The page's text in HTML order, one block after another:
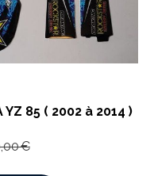
YZ 85 ( 2002 à 2014 )
€